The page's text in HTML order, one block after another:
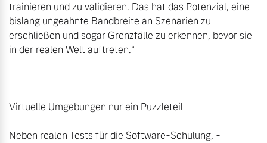
trainieren und zu validieren. Das hat das Potenzial, eine
bislang ungeahnte Bandbreite an Szenarien zu
erschließen und sogar Grenzfälle zu erkennen, bevor sie
in der realen Welt auftreten.“
Virtuelle Umgebungen nur ein Puzzleteil
Neben realen Tests für die Software-Schulung, -